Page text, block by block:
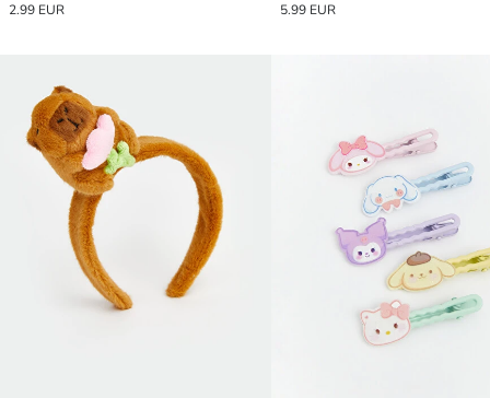
2.99 EUR
5.99 EUR